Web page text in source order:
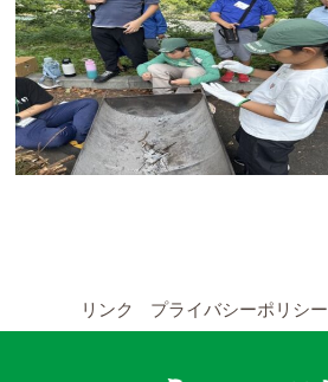
週末コース
短期コース
留学コースのご案内
週末コース
リンク プライバシーポリシー